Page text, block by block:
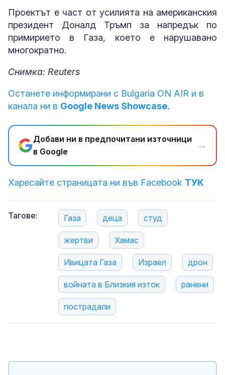
Проектът е част от усилията на американския
президент Доналд Тръмп за напредък по
примирието в Газа, което е нарушавано
многократно.
Снимка: Reuters
Останете информирани с Bulgaria ON AIR и в
канала ни в Google News Showcase.
Добави ни в предпочитани източници
в Google
→
Харесайте страницата ни във Facebook ТУК
Тагове: Газа деца студ
жертви Хамас
Ивицата Газа Израел дрон
войната в Близкия изток ранени
пострадали